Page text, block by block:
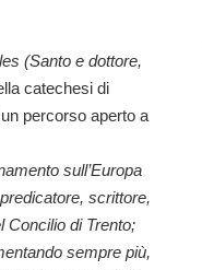
(Santo e dottore,
catechesi di
percorso aperto a
sull’Europa
scrittore,
Concilio di Trento;
sempre più,